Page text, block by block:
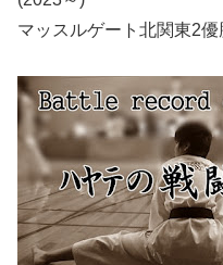
マッスルゲート北関東2優